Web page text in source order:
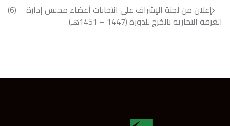
إعلان من لجنة الإشراف على انتخابات أعضاء مجلس إدارة
الغرفة التجارية بالخرج للدورة (1447 – 1451هـ)
(6)